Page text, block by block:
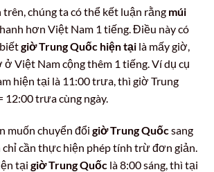
chúng ta có thể kết luận rằng múi
hơn Việt Nam 1 tiếng. Điều này có
giờ Trung Quốc hiện tại là mấy giờ,
ở Việt Nam cộng thêm 1 tiếng. Ví dụ cụ
hiện tại là 11:00 trưa, thì giờ Trung
12:00 trưa cùng ngày.
muốn chuyển đổi giờ Trung Quốcsang
cần thực hiện phép tính trừ đơn giản.
tại giờ Trung Quốc là 8:00 sáng, thì tại